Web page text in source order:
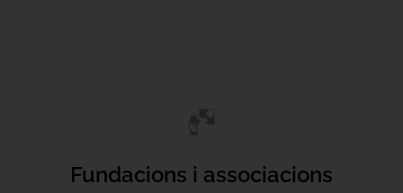
Fundacions i associacions